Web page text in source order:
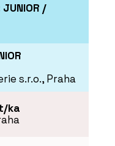
základy
JUNIOR /
s.r.o., Praha
ka